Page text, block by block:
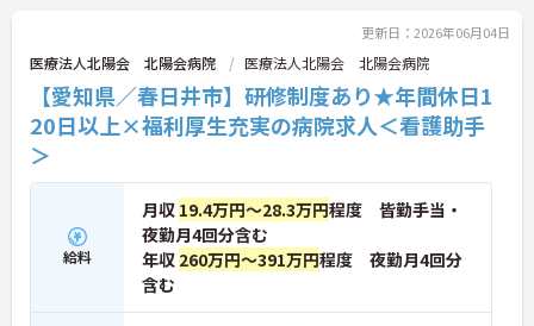
更新日：2026年06月04日
医療法人北陽会 北陽会病院 医療法人北陽会 北陽会病院
【愛知県／春日井市】研修制度あり★年間休日1
20日以上×福利厚生充実の病院求人＜看護助手
＞
給料
月収 19.4万円～28.3万円程度 皆勤手当・
夜勤月4回分含む
年収 260万円～391万円程度 夜勤月4回分
含む